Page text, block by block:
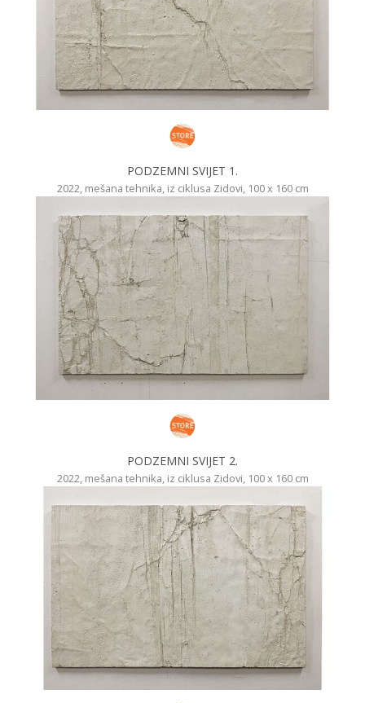
PODZEMNI SVIJET 1.
2022, mešana tehnika, iz ciklusa Zidovi, 100 x 160 cm
PODZEMNI SVIJET 2.
2022, mešana tehnika, iz ciklusa Zidovi, 100 x 160 cm